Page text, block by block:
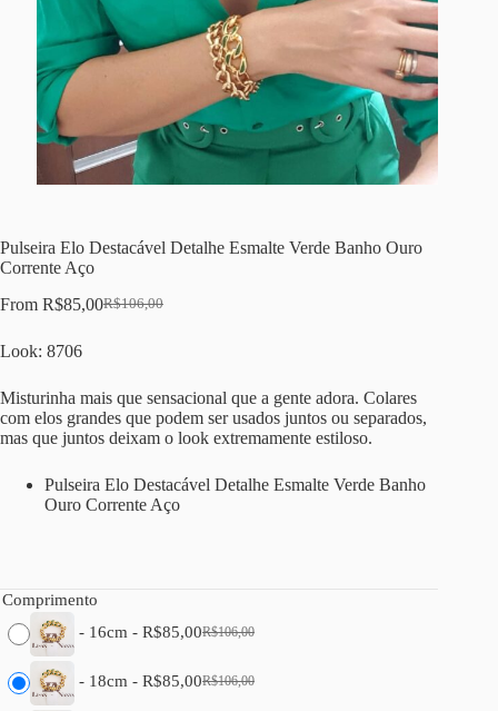
Pulseira Elo Destacável Detalhe Esmalte Verde Banho Ouro
Corrente Aço
From
R$106,00
O
R$106,00.
R$85,00O
R$85,00.
Look: 8706
Misturinha mais que sensacional que a gente adora. Colares
com elos grandes que podem ser usados juntos ou separados,
mas que juntos deixam o look extremamente estiloso.
Pulseira Elo Destacável Detalhe Esmalte Verde Banho
Ouro Corrente Aço
Comprimento
- 16cm - R$106,00
O
original
R$85,00O
atual
- 18cm - R$106,00
O
R$85,00O